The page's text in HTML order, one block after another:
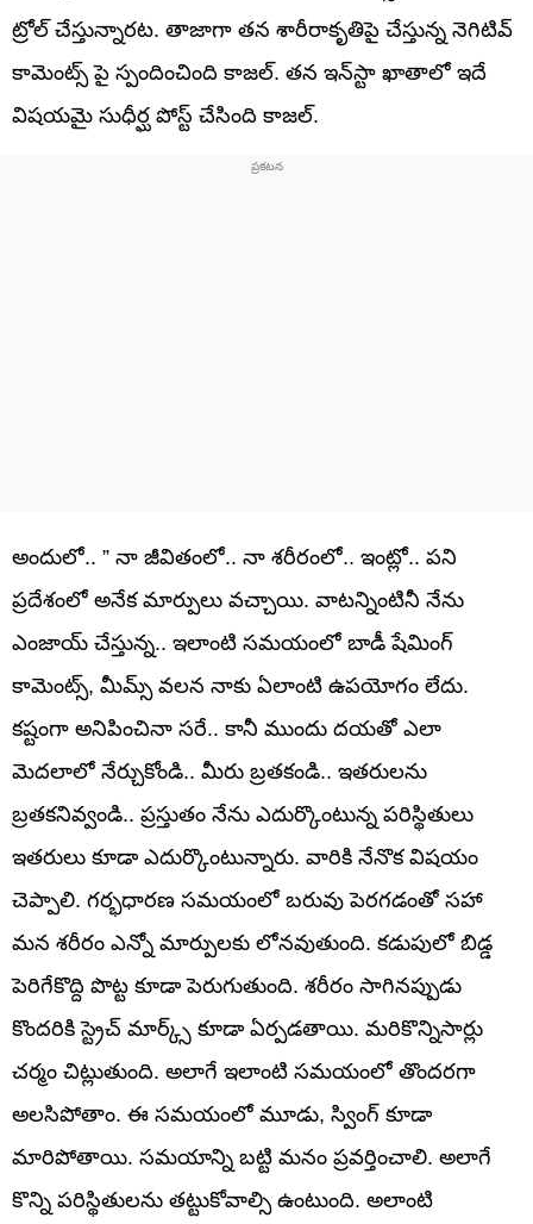
ట్రోల్ చేస్తున్నారట. తాజాగా తన శారీరాకృతిపై చేస్తున్న నెగిటివ్
కామెంట్స్ పై స్పందించింది కాజల్. తన ఇన్‏స్టా ఖాతాలో ఇదే
విషయమై సుధీర్ఘ పోస్ట్ చేసింది కాజల్.
అందులో.. ” నా జీవితంలో.. నా శరీరంలో.. ఇంట్లో.. పని
ప్రదేశంలో అనేక మార్పులు వచ్చాయి. వాటన్నింటినీ నేను
ఎంజాయ్ చేస్తున్న.. ఇలాంటి సమయంలో బాడీ షేమింగ్
కామెంట్స్, మీమ్స్ వలన నాకు ఏలాంటి ఉపయోగం లేదు.
కష్టంగా అనిపించినా సరే.. కానీ ముందు దయతో ఎలా
మెదలాలో నేర్చుకోండి.. మీరు బ్రతకండి.. ఇతరులను
బ్రతకనివ్వండి.. ప్రస్తుతం నేను ఎదుర్కొంటున్న పరిస్థితులు
ఇతరులు కూడా ఎదుర్కొంటున్నారు. వారికి నేనొక విషయం
చెప్పాలి. గర్భధారణ సమయంలో బరువు పెరగడంతో సహా
మన శరీరం ఎన్నో మార్పులకు లోనవుతుంది. కడుపులో బిడ్డ
పెరిగేకొద్ది పొట్ట కూడా పెరుగుతుంది. శరీరం సాగినప్పుడు
కొందరికి స్ట్రెచ్ మార్క్స్ కూడా ఏర్పడతాయి. మరికొన్నిసార్లు
చర్మం చిట్లుతుంది. అలాగే ఇలాంటి సమయంలో తొందరగా
అలసిపోతాం. ఈ సమయంలో మూడు, స్వింగ్ కూడా
మారిపోతాయి. సమయాన్ని బట్టి మనం ప్రవర్తించాలి. అలాగే
కొన్ని పరిస్థితులను తట్టుకోవాల్సి ఉంటుంది. అలాంటి